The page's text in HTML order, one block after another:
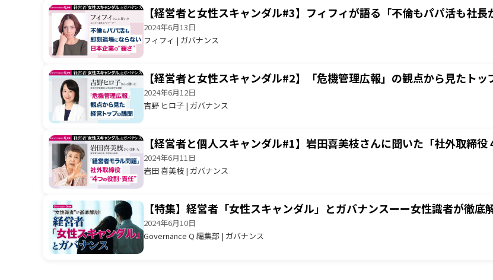
【経営者と女性スキャンダル#3】フィフィが語る「不倫もパパ活も社長
2024年6月13日
フィフィ | ガバナンス
【経営者と女性スキャンダル#2】「危機管理広報」の観点から見たトッ
2024年6月12日
吉野 ヒロ子 | ガバナンス
【経営者と個人スキャンダル#1】岩田喜美枝さんに聞いた「社外取締役
2024年6月11日
岩田 喜美枝 | ガバナンス
【特集】経営者「女性スキャンダル」とガバナンスーー女性識者が徹底
2024年6月10日
Governance Q 編集部 | ガバナンス